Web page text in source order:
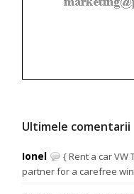
Ultimele comentarii
Ionel
{ Rent a car VW
partner for a carefree